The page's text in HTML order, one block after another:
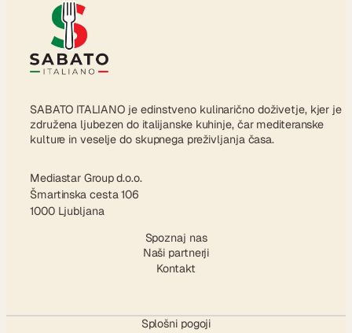
SABATO ITALIANO je edinstveno kulinarično doživetje, kjer je
združena ljubezen do italijanske kuhinje, čar mediteranske
kulture in veselje do skupnega preživljanja časa.
Mediastar Group d.o.o.
Šmartinska cesta 106
1000 Ljubljana
Spoznaj nas
Naši partnerji
Kontakt
Splošni pogoji